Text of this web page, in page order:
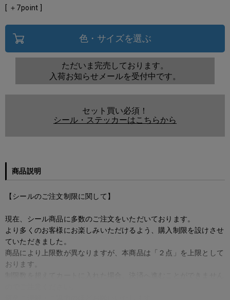
[ ＋ 7point ]
色・サイズを選ぶ
ただいま完売しております。
入荷お知らせメールを受付中です。
セット買い必須！
シール・ステッカーはこちらから
商品説明
【シールのご注文制限に関して】
現在、シール商品に多数のご注文をいただいております。
より多くのお客様にお楽しみいただけるよう、購入制限を設けさせ
ていただきました。
商品により上限数が異なりますが、本商品は「２点」を上限として
おります。